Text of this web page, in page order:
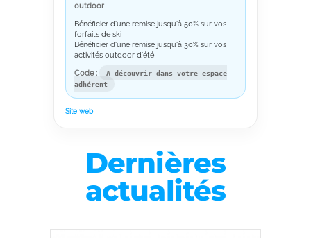
outdoor
Bénéficier d'une remise jusqu'à 50% sur vos
forfaits de ski
Bénéficier d'une remise jusqu'à 30% sur vos
activités outdoor d'été
Code :
A découvrir dans votre espace
adhérent
Site web
Dernières
actualités